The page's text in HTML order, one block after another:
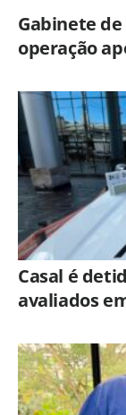
Gabinete
operação
Casal é
avaliados
Campinas